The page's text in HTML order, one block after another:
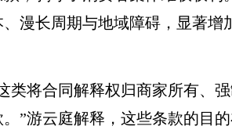
漫长周期与地域障碍，显著增
将合同解释权归商家所有、强
。”游云庭解释，这些条款的目